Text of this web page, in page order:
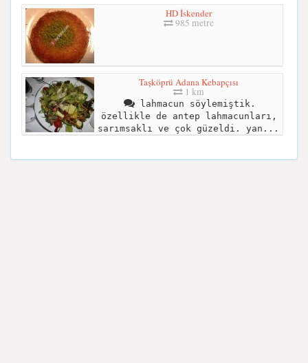
HD İskender
985 metre
Taşköprü Adana Kebapçısı
1 km
lahmacun söylemiştik.
özellikle de antep lahmacunları,
sarımsaklı ve çok güzeldi. yan...